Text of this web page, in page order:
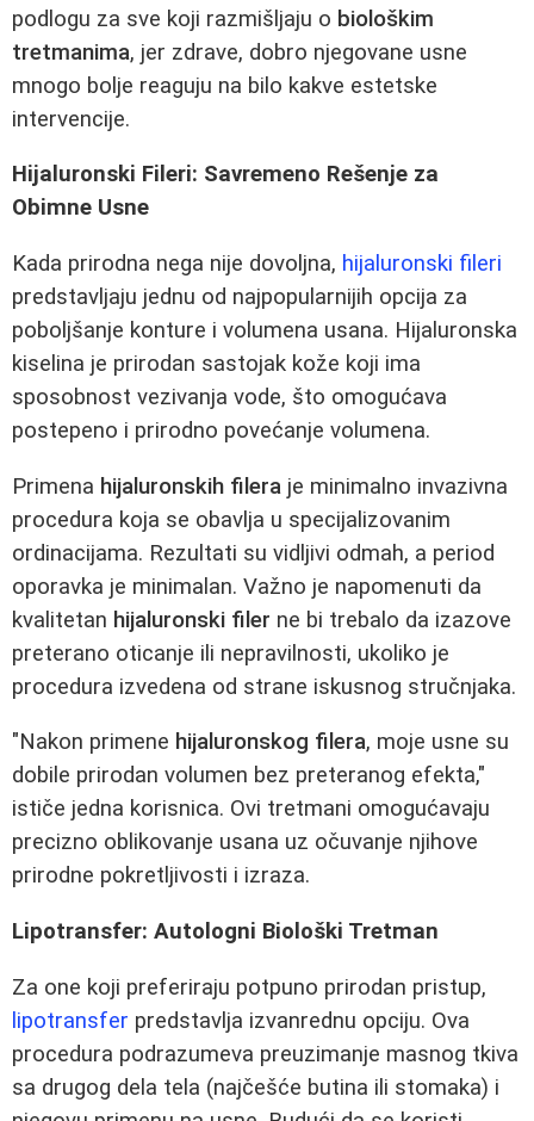
podlogu za sve koji razmišljaju o biološkim
tretmanima, jer zdrave, dobro njegovane usne
mnogo bolje reaguju na bilo kakve estetske
intervencije.
Hijaluronski Fileri: Savremeno Rešenje za
Obimne Usne
Kada prirodna nega nije dovoljna, hijaluronski fileri
predstavljaju jednu od najpopularnijih opcija za
poboljšanje konture i volumena usana. Hijaluronska
kiselina je prirodan sastojak kože koji ima
sposobnost vezivanja vode, što omogućava
postepeno i prirodno povećanje volumena.
Primena hijaluronskih filera je minimalno invazivna
procedura koja se obavlja u specijalizovanim
ordinacijama. Rezultati su vidljivi odmah, a period
oporavka je minimalan. Važno je napomenuti da
kvalitetan hijaluronski filer ne bi trebalo da izazove
preterano oticanje ili nepravilnosti, ukoliko je
procedura izvedena od strane iskusnog stručnjaka.
"Nakon primene hijaluronskog filera, moje usne su
dobile prirodan volumen bez preteranog efekta,"
ističe jedna korisnica. Ovi tretmani omogućavaju
precizno oblikovanje usana uz očuvanje njihove
prirodne pokretljivosti i izraza.
Lipotransfer: Autologni Biološki Tretman
Za one koji preferiraju potpuno prirodan pristup,
lipotransfer predstavlja izvanrednu opciju. Ova
procedura podrazumeva preuzimanje masnog tkiva
sa drugog dela tela (najčešće butina ili stomaka) i